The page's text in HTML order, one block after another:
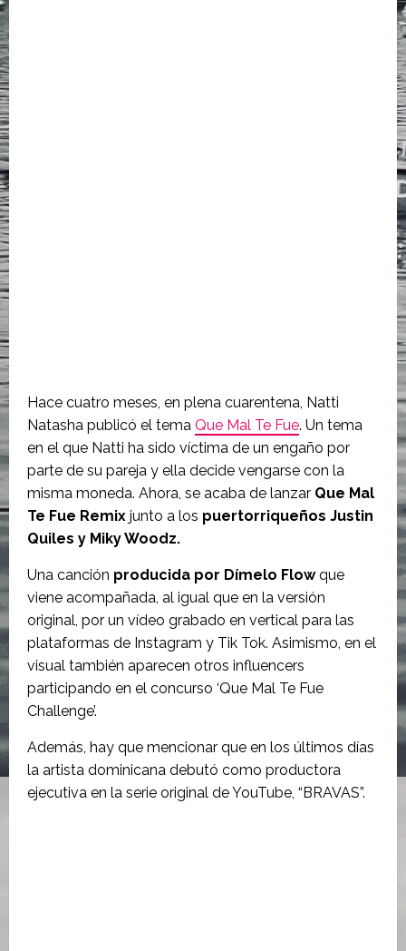
Hace cuatro meses, en plena cuarentena, Natti
Natasha publicó el tema Que Mal Te Fue. Un tema
en el que Natti ha sido víctima de un engaño por
parte de su pareja y ella decide vengarse con la
misma moneda. Ahora, se acaba de lanzar Que Mal
Te Fue Remix junto a los puertorriqueños Justin
Quiles y Miky Woodz.
Una canción producida por Dímelo Flowque
viene acompañada, al igual que en la versión
original, por un vídeo grabado en vertical para las
plataformas de Instagram y Tik Tok. Asimismo, en el
visual también aparecen otros influencers
participando en el concurso ‘Que Mal Te Fue
Challenge’.
Además, hay que mencionar que en los últimos días
la artista dominicana debutó como productora
ejecutiva en la serie original de YouTube, “BRAVAS”.